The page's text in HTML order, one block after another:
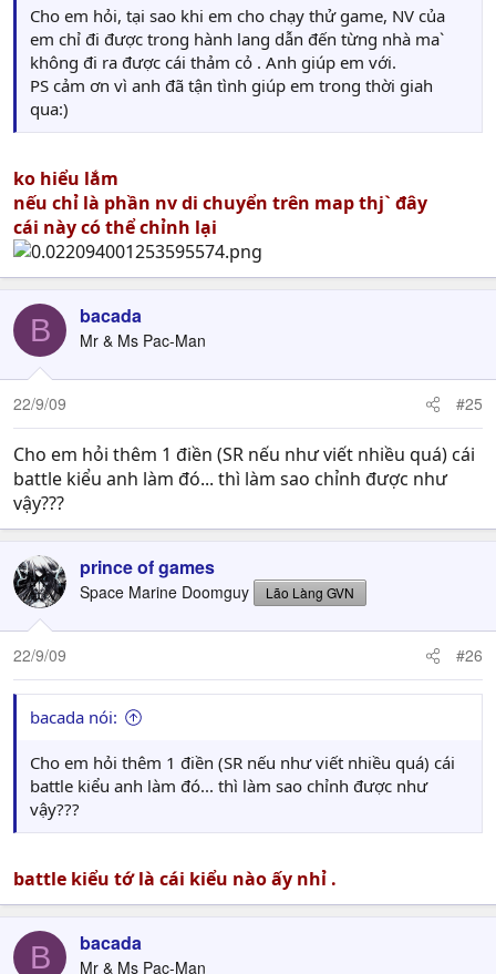
Cho em hỏi, tại sao khi em cho chạy thử game, NV của
em chỉ đi được trong hành lang dẫn đến từng nhà ma`
không đi ra được cái thảm cỏ . Anh giúp em với.
PS cảm ơn vì anh đã tận tình giúp em trong thời giah
qua:)
ko hiểu lắm
nếu chỉ là phần nv di chuyển trên map thj` đây
cái này có thể chỉnh lại
B bacada
Mr & Ms Pac-Man
22/9/09 #25
Cho em hỏi thêm 1 điền (SR nếu như viết nhiều quá) cái
battle kiểu anh làm đó... thì làm sao chỉnh được như
vậy???
prince of games
Space Marine Doomguy Lão Làng GVN
22/9/09 #26
bacada nói:
Cho em hỏi thêm 1 điền (SR nếu như viết nhiều quá) cái
battle kiểu anh làm đó... thì làm sao chỉnh được như
vậy???
battle kiểu tớ là cái kiểu nào ấy nhỉ .
B bacada
Mr & Ms Pac-Man